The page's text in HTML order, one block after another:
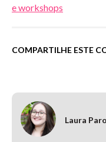
e workshops
COMPARTILHE ESTE
Laura Paro